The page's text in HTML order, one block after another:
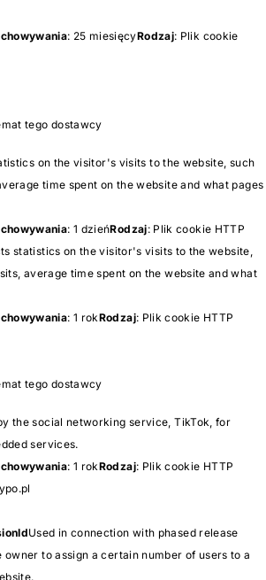
: 25 miesięcyRodzaj: Plik cookie
tego dostawcy
on the visitor's visits to the website, such
time spent on the website and what pages
: 1 dzieńRodzaj: Plik cookie HTTP
statistics on the visitor's visits to the website,
average time spent on the website and what
: 1 rokRodzaj: Plik cookie HTTP
tego dostawcy
the social networking service, TikTok, for
services.
: 1 rokRodzaj: Plik cookie HTTP
Used in connection with phased release
to assign a certain number of users to a